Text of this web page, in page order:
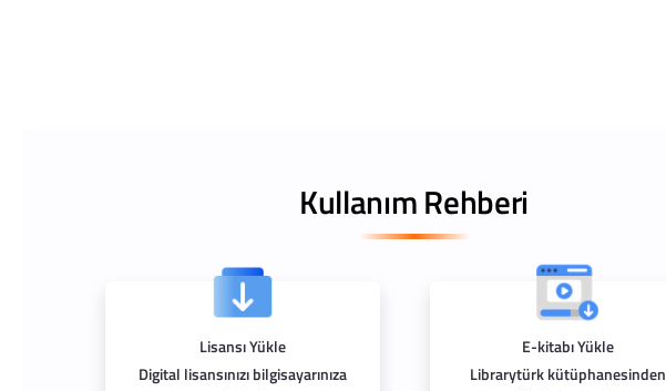
Kullanım Rehberi
Lisansı Yükle
Digital lisansınızı bilgisayarınıza
E-kitabı Yükle
Librarytürk kütüphanesinden